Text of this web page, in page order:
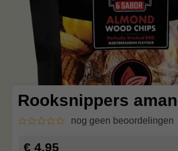
Rooksnippers
nog geen beoordelingen
€ 4,95